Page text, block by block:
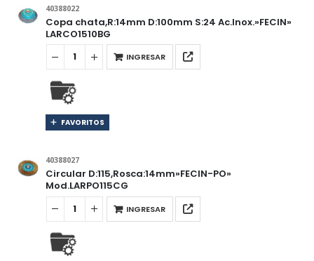
40388022
Copa chata,R:14mm D:100mm S:24 Ac.Inox.»FECIN»
LARCO1510BG
INGRESAR
FAVORITOS
40388027
Circular D:115,Rosca:14mm»FECIN-PO»
Mod.LARPO115CG
INGRESAR